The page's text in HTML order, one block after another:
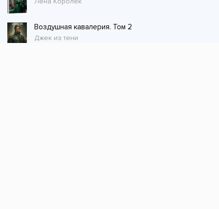
Воздушная кавалерия. Том 2
Джек из тени